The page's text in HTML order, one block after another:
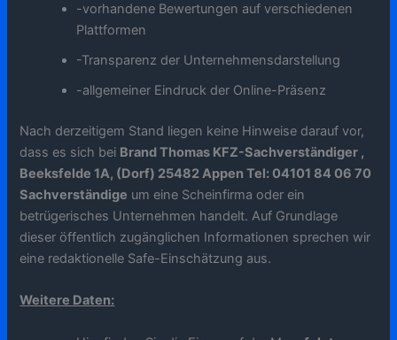
-vorhandene Bewertungen auf verschiedenen
Plattformen
-Transparenz der Unternehmensdarstellung
-allgemeiner Eindruck der Online-Präsenz
Nach derzeitigem Stand liegen keine Hinweise darauf vor,
dass es sich bei Brand Thomas KFZ-Sachverständiger ,
Beeksfelde 1A, (Dorf) 25482 Appen Tel: 04101 84 06 70
Sachverständige um eine Scheinfirma oder ein
betrügerisches Unternehmen handelt. Auf Grundlage
dieser öffentlich zugänglichen Informationen sprechen wir
eine redaktionelle Safe-Einschätzung aus.
Weitere Daten: